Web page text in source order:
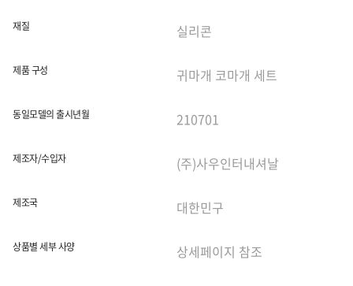
재질
제품 구성
동일모델의 출시년월
제조자/수입자
제조국
상품별 세부 사양